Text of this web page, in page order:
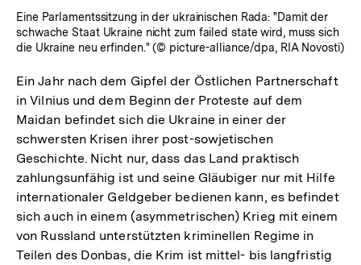
Eine Parlamentssitzung in der ukrainischen Rada: "Damit der
schwache Staat Ukraine nicht zum failed state wird, muss sich
die Ukraine neu erfinden." (© picture-alliance/dpa, RIA Novosti)
Ein Jahr nach dem Gipfel der Östlichen Partnerschaft
in Vilnius und dem Beginn der Proteste auf dem
Maidan befindet sich die Ukraine in einer der
schwersten Krisen ihrer post-sowjetischen
Geschichte. Nicht nur, dass das Land praktisch
zahlungsunfähig ist und seine Gläubiger nur mit Hilfe
internationaler Geldgeber bedienen kann, es befindet
sich auch in einem (asymmetrischen) Krieg mit einem
von Russland unterstützten kriminellen Regime in
Teilen des Donbas, die Krim ist mittel- bis langfristig